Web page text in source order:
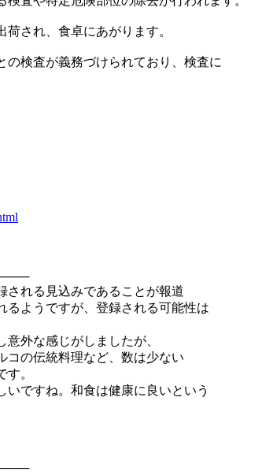
され、食卓にあがります。
検査が義務づけられており、検査に
れる見込みであることが報道
るようですが、登録される可能性は
外な感じがしましたが、
コの伝統料理など、数は少ない
。
ですね。和食は健康に良いという